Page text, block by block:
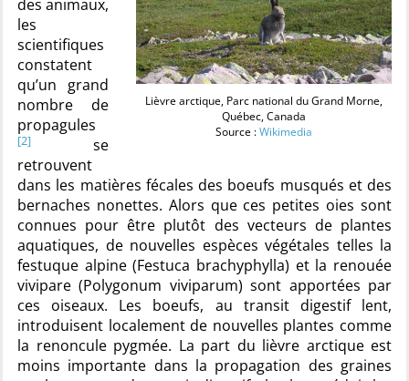
Lièvre arctique, Parc national du Grand Morne,
Québec, Canada
Source :Wikimedia
des animaux,
les
scientifiques
constatent
qu’un grand
nombre de
propagules
[2]
se
retrouvent
dans les matières fécales des boeufs musqués et des
bernaches nonettes. Alors que ces petites oies sont
connues pour être plutôt des vecteurs de plantes
aquatiques, de nouvelles espèces végétales telles la
festuque alpine (Festuca brachyphylla) et la renouée
vivipare (Polygonum viviparum) sont apportées par
ces oiseaux. Les boeufs, au transit digestif lent,
introduisent localement de nouvelles plantes comme
la renoncule pygmée. La part du lièvre arctique est
moins importante dans la propagation des graines